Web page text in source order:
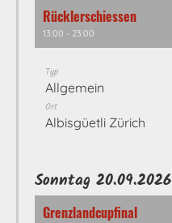
Rücklerschiessen
13:00 - 23:00
Typ
Allgemein
Ort
Albisgüetli Zürich
Sonntag 20.09.2026
Grenzlandcupfinal